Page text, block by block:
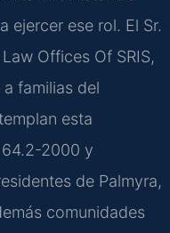
ejercer ese rol. El Sr.
Offices Of SRIS,
familias del
esta
64.2-2000 y
de Palmyra,
comunidades